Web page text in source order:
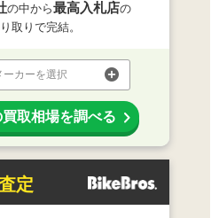
の中から最高入札店の
取りで完結。
ーカーを選択
取相場を調べる
定